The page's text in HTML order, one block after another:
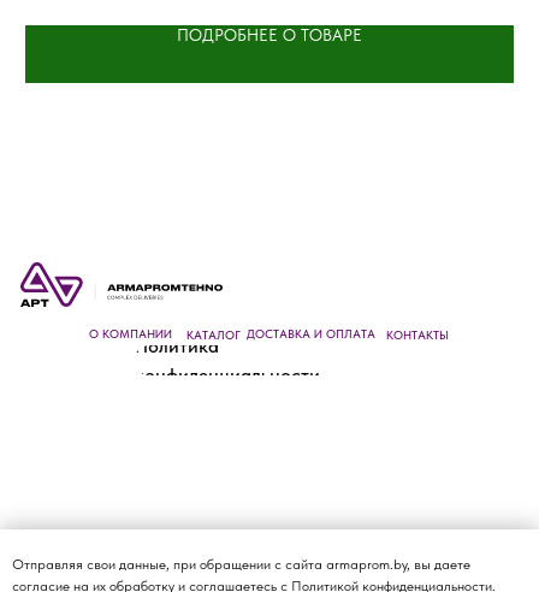
ПОДРОБНЕЕ О ТОВАРЕ
Политика
конфиденциальности
О КОМПАНИИ КАТАЛОГ ДОСТАВКА И ОПЛАТА КОНТАКТЫ
Отправляя свои данные, при обращении с сайта armaprom.by, вы даете
согласие на их обработку и соглашаетесь с Политикой конфиденциальности.